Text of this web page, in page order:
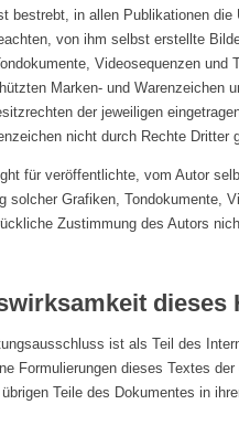
bestrebt, in allen Publikationen
von ihm selbst erstellte
Videosequenzen und
Marken- und Warenzeichen
der jeweiligen
nicht durch Rechte Dritter
für veröffentlichte, vom Autor
solcher Grafiken, Tondokumente,
Zustimmung des Autors
dieses
ist als Teil des
Formulierungen dieses Textes
übrigen Teile des Dokumentes in